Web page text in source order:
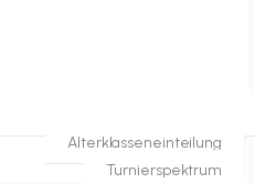
Alterklasseneinteilung
Turnierspektrum